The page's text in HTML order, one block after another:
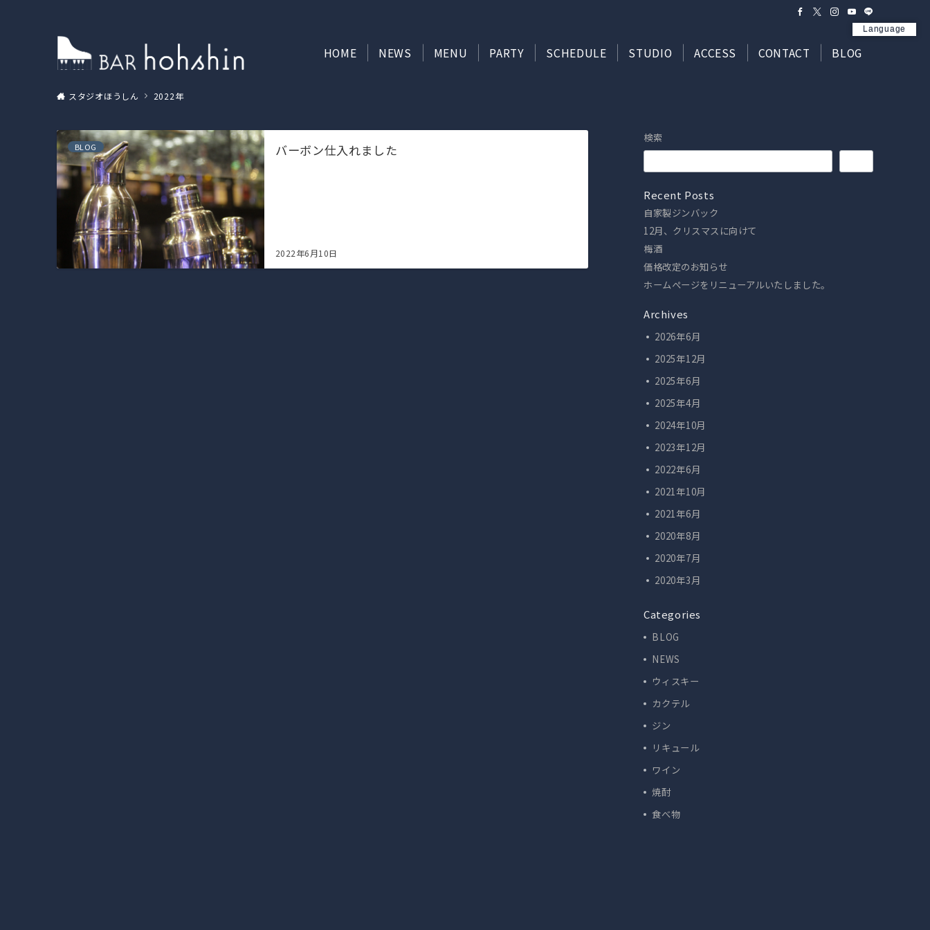
HOME NEWS MENU PARTY SCHEDULE STUDIO ACCESS CONTACT BLOG
スタジオほうしん 2022年
BLOG バーボン仕入れました
2022年6月10日
検索
Recent Posts
自家製ジンバック
12月、クリスマスに向けて
梅酒
価格改定のお知らせ
ホームぺージをリニューアルいたしました。
Archives
2026年6月
2025年12月
2025年6月
2025年4月
2024年10月
2023年12月
2022年6月
2021年10月
2021年6月
2020年8月
2020年7月
2020年3月
Categories
BLOG
NEWS
ウィスキー
カクテル
ジン
リキュール
ワイン
焼酎
食べ物
Language